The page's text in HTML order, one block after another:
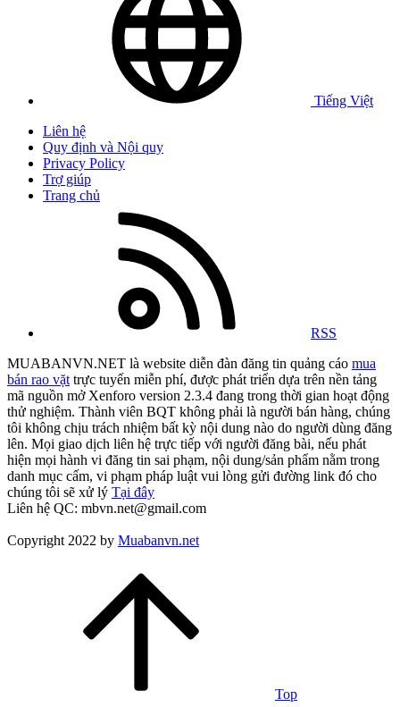
Tiếng Việt
Liên hệ
Quy định và Nội quy
Privacy Policy
Trợ giúp
Trang chủ
RSS
MUABANVN.NET là website diễn đàn đăng tin quảng cáo mua
bán rao vặt trực tuyến miễn phí, được phát triển dựa trên nền tảng
mã nguồn mở Xenforo version 2.3.4 đang trong thời gian hoạt động
thử nghiệm. Thành viên BQT không phải là người bán hàng, chúng
tôi không chịu trách nhiệm bất kỳ nội dung nào do người dùng đăng
lên. Mọi giao dịch liên hệ trực tiếp với người đăng bài, nếu phát
hiện mọi hành vi đăng tin sai phạm, nội dung/sản phẩm nằm trong
danh mục cấm, vi phạm pháp luật vui lòng gửi đường link đó cho
chúng tôi sẽ xử lý Tại đây
Liên hệ QC: mbvn.net@gmail.com
Copyright 2022 by Muabanvn.net
Top